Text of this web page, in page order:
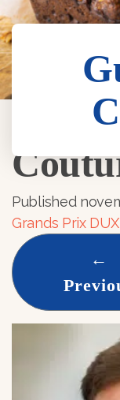
Published
Grands Prix
←